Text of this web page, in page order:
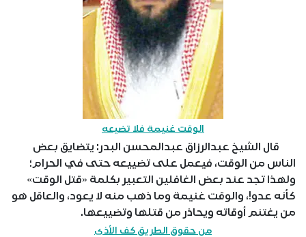
الوقت غنيمة فلا تضيعه
قال الشيخ عبدالرزاق عبدالمحسن البدر: يتضايق بعض
الناس من الوقت، فيعمل على تضييعه حتى في الحرام؛
ولهذا تجد عند بعض الغافلين التعبير بكلمة «قتل الوقت»
كأنه عدو!، والوقت غنيمة وما ذهب منه لا يعود، والعاقل هو
من يغتنم أوقاته ويحاذر من قتلها وتضييعها.
من حقوق الطريق كف الأذى